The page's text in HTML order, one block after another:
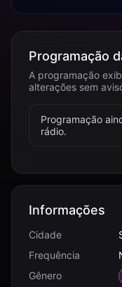
Programação
A programação
alterações sem
Programação
rádio.
Informações
Cidade
Frequência
Gênero